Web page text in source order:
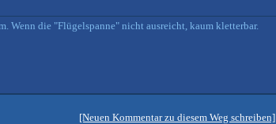
Wenn die "Flügelspanne" nicht ausreicht, kaum kletterbar.
[Neuen Kommentar zu diesem Weg schreiben]